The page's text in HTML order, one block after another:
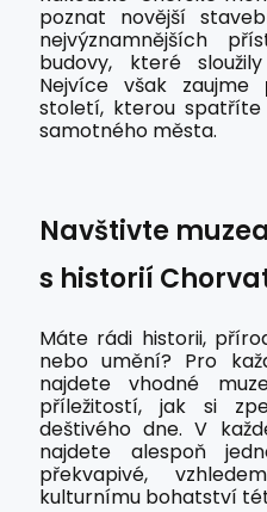
poznat novější
nejvýznamnějších
budovy, které
Nejvíce však zaujme
století, kterou
samotného města.
Navštivte
s historií
Máte rádi historii,
nebo umění? Pro
najdete vhodné
příležitostí, jak si
deštivého dne. V
najdete alespoň
překvapivé,
kulturnímu bohatství